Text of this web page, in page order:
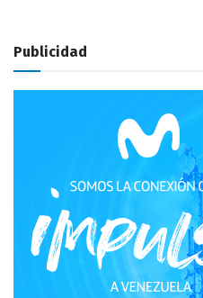
Publicidad